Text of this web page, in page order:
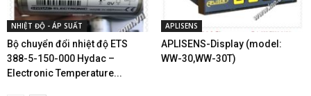
NHIỆT ĐỘ - ÁP SUẤT
Bộ chuyển đổi nhiệt độ ETS
388-5-150-000 Hydac –
Electronic Temperature...
APLISENS
APLISENS-Display (model:
WW-30,WW-30T)